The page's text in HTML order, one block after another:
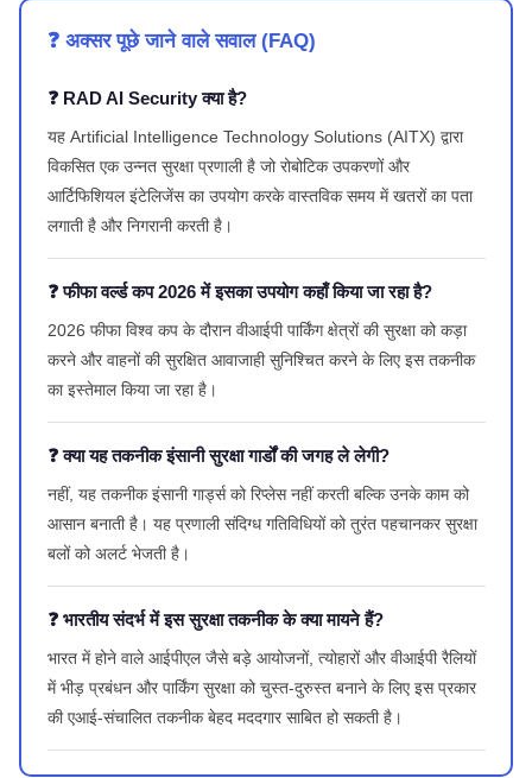
❓ अक्सर पूछे जाने वाले सवाल (FAQ)
❓ RAD AI Security क्या है?
यह Artificial Intelligence Technology Solutions (AITX) द्वारा
विकसित एक उन्नत सुरक्षा प्रणाली है जो रोबोटिक उपकरणों और
आर्टिफिशियल इंटेलिजेंस का उपयोग करके वास्तविक समय में खतरों का पता
लगाती है और निगरानी करती है।
❓ फीफा वर्ल्ड कप 2026 में इसका उपयोग कहाँ किया जा रहा है?
2026 फीफा विश्व कप के दौरान वीआईपी पार्किंग क्षेत्रों की सुरक्षा को कड़ा
करने और वाहनों की सुरक्षित आवाजाही सुनिश्चित करने के लिए इस तकनीक
का इस्तेमाल किया जा रहा है।
❓ क्या यह तकनीक इंसानी सुरक्षा गार्डों की जगह ले लेगी?
नहीं, यह तकनीक इंसानी गार्ड्स को रिप्लेस नहीं करती बल्कि उनके काम को
आसान बनाती है। यह प्रणाली संदिग्ध गतिविधियों को तुरंत पहचानकर सुरक्षा
बलों को अलर्ट भेजती है।
❓ भारतीय संदर्भ में इस सुरक्षा तकनीक के क्या मायने हैं?
भारत में होने वाले आईपीएल जैसे बड़े आयोजनों, त्योहारों और वीआईपी रैलियों
में भीड़ प्रबंधन और पार्किंग सुरक्षा को चुस्त-दुरुस्त बनाने के लिए इस प्रकार
की एआई-संचालित तकनीक बेहद मददगार साबित हो सकती है।